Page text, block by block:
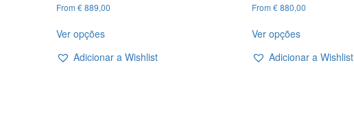
From €889,00
Ver opçõesproduct
multiple
Adicionar a Wishlist
From €880,00
Ver opçõesproduct
multiple
Adicionar a Wishlist